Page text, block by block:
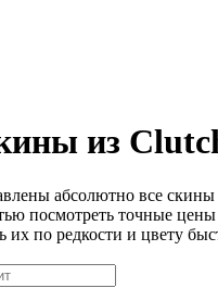
из
абсолютно все скины
посмотреть точные
их по редкости и цвету